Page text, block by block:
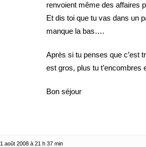
renvoient même des affaires
Et dis toi que tu vas dans un
manque la bas….
Après si tu penses que c’est
est gros, plus tu t’encombres
Bon séjour
1 août 2008 à 21 h 37 min